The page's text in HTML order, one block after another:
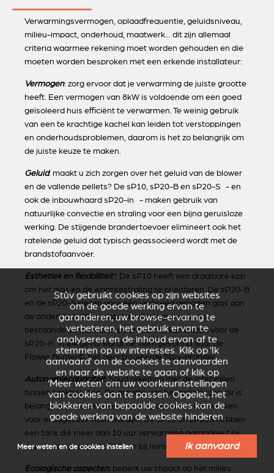
Verwarmingsvermogen, oplaadfrequentie, geluidsniveau,
milieu-impact, onderhoud, maatwerk... dit zijn allemaal
criteria waarmee rekening moet worden gehouden en die
moeten worden besproken met een erkende installateur:
Vermogen: zorg ervoor dat je verwarming de juiste grootte
heeft. Een vermogen van 8kW is voldoende om een goed
geïsoleerd huis efficiënt te verwarmen. Te weinig gebruik
van een te krachtige kachel kan leiden tot verstoppingen
en onderhoudsproblemen, daarom is het zo belangrijk om
de juiste keuze te maken.
Geluid: maakt u zich zorgen over het geluid van de blower
en de vallende pellets? De sP10, sP20-B en sP20-S - en
ook de inbouwhaard sP20-in - maken gebruik van
natuurlijke convectie en straling voor een bijna geruisloze
werking. De stijgende brandertoevoer elimineert ook het
ratelende geluid dat typisch geassocieerd wordt met de
brandstofaanvoer.
Esthetiek en flexibiliteit? De sP10 heeft een draaibare kop
om het glas en de warmtestraling te oriënteren. De sP20-B
en de sP20-S kiezen voor een verbreed gebogen glas aan
de onderkant. Wie de kachel wil integreren in een
bestaande schouw of in een muurnis, kan kiezen voor de
sP20-in. In elk geval wordt de vlam gevormd door de
Flower Burner©, het geoctrooieerde Stûv-brander .
Autonomiecapaciteit: houd rekening met de intervallen
tussen tankbeurten. De grootte van het pelletreservoir is
belangrijk om te bepalen hoe lang de kachel kan werken
voor er bijgevuld moet worden. De sP10 en sP20S hebben
een tank die meer dan 10 uur verwarming garandeert bij
maximale capaciteit of 30 uur bij minimale capaciteit.
Ecologische aspecten: beperk uw impact op het milieu.
Stûv gebruikt cookies op zijn websites
om de goede werking ervan te
garanderen, uw browse-ervaring te
verbeteren, het gebruik ervan te
analyseren en de inhoud ervan af te
stemmen op uw interesses. Klik op ‘Ik
aanvaard’ om de cookies te aanvaarden
en naar de website te gaan of klik op
‘Meer weten’ om uw voorkeurinstellingen
van cookies aan te passen. Opgelet, het
blokkeren van bepaalde cookies kan de
goede werking van de website hinderen.
Meer weten en de cookies instellen Ik aanvaard